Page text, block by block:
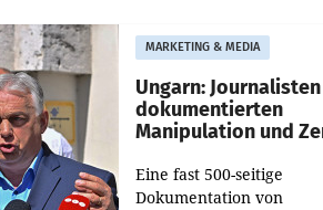
Optimierungsplattform
OtterlyAI. Damit baut die
Agentur ihr
MARKETING & MEDIA
Ungarn: Journalisten
dokumentierten
Manipulation und
Eine fast 500-seitige
Dokumentation von